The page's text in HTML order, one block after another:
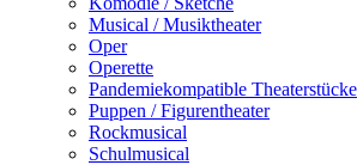
Musical / Musiktheater
Oper
Operette
Pandemiekompatible Theaterstücke
Puppen / Figurentheater
Rockmusical
Schulmusical